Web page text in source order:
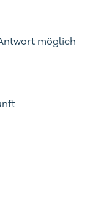
möglich